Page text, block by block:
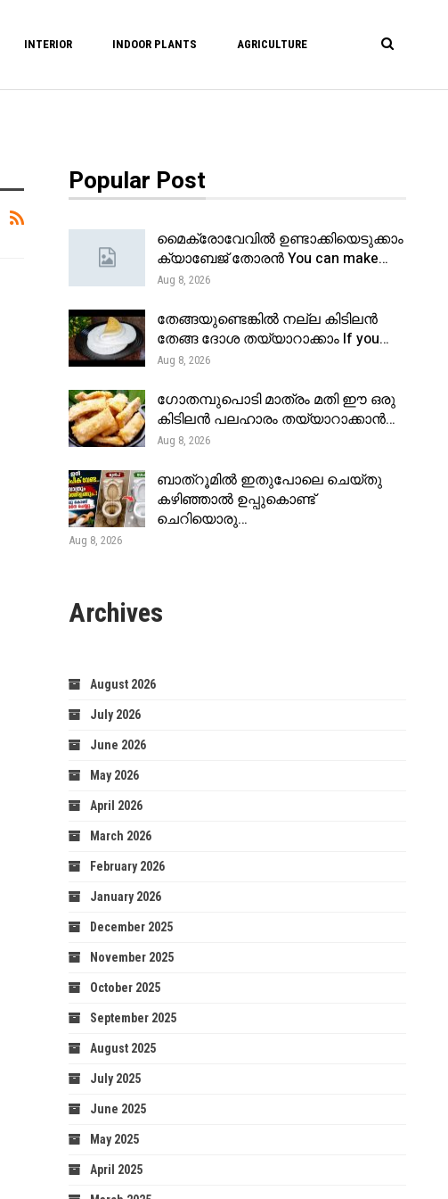
INTERIOR INDOOR PLANTS AGRICULTURE
Popular Post
മൈക്രോവേവിൽ ഉണ്ടാക്കിയെടുക്കാം
ക്യാബേജ് തോരൻ You can make…
Aug 8, 2026
തേങ്ങയുണ്ടെങ്കിൽ നല്ല കിടിലൻ
തേങ്ങ ദോശ തയ്യാറാക്കാം If you…
Aug 8, 2026
ഗോതമ്പുപൊടി മാത്രം മതി ഈ ഒരു
കിടിലൻ പലഹാരം തയ്യാറാക്കാൻ…
Aug 8, 2026
ബാത്റൂമിൽ ഇതുപോലെ ചെയ്തു
കഴിഞ്ഞാൽ ഉപ്പുകൊണ്ട്
ചെറിയൊരു…
Aug 8, 2026
Archives
August 2026
July 2026
June 2026
May 2026
April 2026
March 2026
February 2026
January 2026
December 2025
November 2025
October 2025
September 2025
August 2025
July 2025
June 2025
May 2025
April 2025